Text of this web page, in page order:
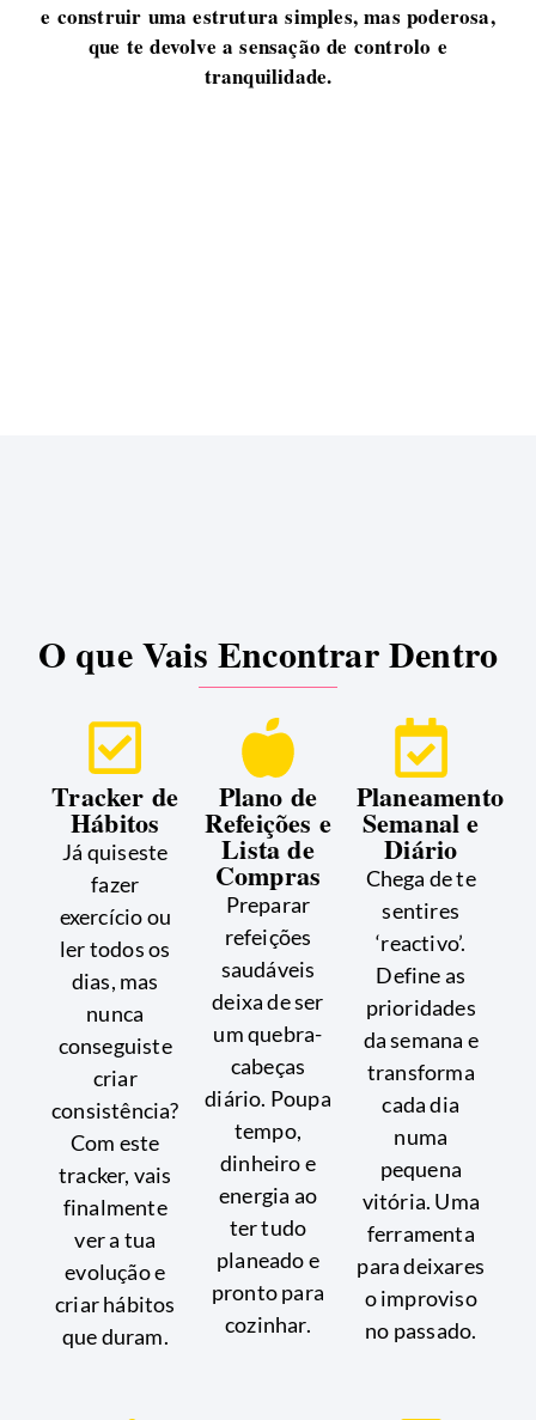
e construir uma estrutura simples, mas poderosa,
que te devolve a sensação de controlo e
tranquilidade.
O que Vais Encontrar Dentro
Tracker de
Hábitos
Já quiseste
fazer
exercício ou
ler todos os
dias, mas
nunca
conseguiste
criar
consistência?
Com este
tracker, vais
finalmente
ver a tua
evolução e
criar hábitos
que duram.
Plano de
Refeições e
Lista de
Compras
Preparar
refeições
saudáveis
deixa de ser
um quebra-
cabeças
diário. Poupa
tempo,
dinheiro e
energia ao
ter tudo
planeado e
pronto para
cozinhar.
Planeamento
Semanal e
Diário
Chega de te
sentires
‘reactivo’.
Define as
prioridades
da semana e
transforma
cada dia
numa
pequena
vitória. Uma
ferramenta
para deixares
o improviso
no passado.